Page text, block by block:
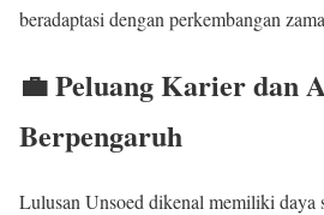
beradaptasi dengan perkembangan
💼 Peluang Karier dan
Berpengaruh
Lulusan Unsoed dikenal memiliki daya